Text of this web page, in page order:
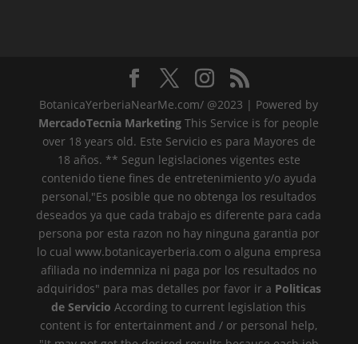
BotanicaYerberiaNearMe.com/ @2023 | Powered by
MercadoTecnia MarketingThis Service is for people
over 18 years old. Este Servicio es para Mayores de
18 años. ** Segun legislaciones vigentes este
contenido tiene fines de entretenimiento y/o ayuda
personal,"Es posible que no obtenga los resultados
deseados ya que cada trabajo es diferente para cada
persona por esta razon no hay ninguna garantia por
lo cual www.botanicayerberia.com o alguna empresa
afiliada no indemniza ni paga por los resultados no
adquiridos" para mas detalles por favor ir a Politicas
de Servicio According to current legislation this
content is for entertainment and / or personal help,